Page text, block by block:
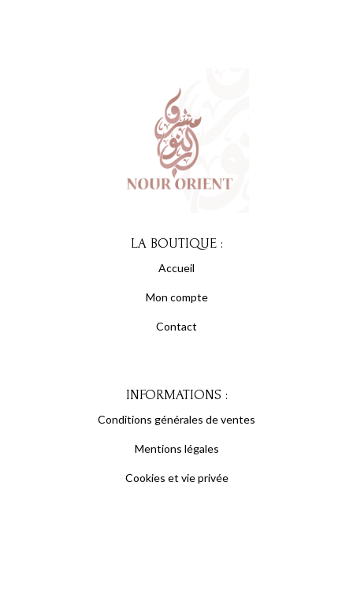
LA BOUTIQUE :
Accueil
Mon compte
Contact
INFORMATIONS :
Conditions générales de ventes
Mentions légales
Cookies et vie privée